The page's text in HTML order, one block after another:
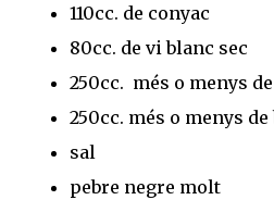
110cc. de conyac
80cc. de vi blanc sec
250cc. més o menys
250cc. més o menys
sal
pebre negre molt